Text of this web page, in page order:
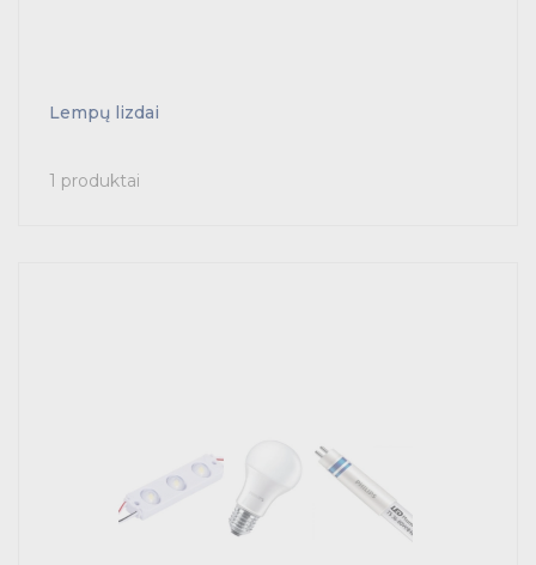
Lempų lizdai
1 produktai